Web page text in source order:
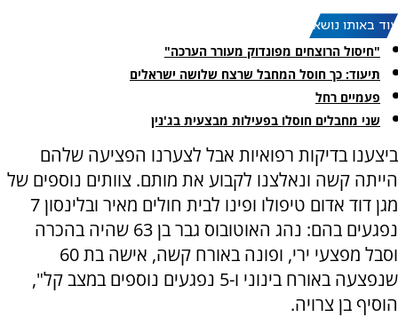
עוד באותו נושא:
"חיסול הרוצחים מפונדוק מעורר הערכה"
תיעוד: כך חוסל המחבל שרצח שלושה ישראלים
פעמיים רחל
שני מחבלים חוסלו בפעילות מבצעית בג'נין
ביצענו בדיקות רפואיות אבל לצערנו הפציעה שלהם
הייתה קשה ונאלצנו לקבוע את מותם. צוותים נוספים של
מגן דוד אדום טיפולו ופינו לבית חולים מאיר ובלינסון 7
נפגעים בהם: נהג האוטובוס גבר בן 63 שהיה בהכרה
וסבל מפצעי ירי, ופונה באורח קשה, אישה בת 60
שנפצעה באורח בינוני ו-5 נפגעים נוספים במצב קל",
הוסיף בן צרויה.